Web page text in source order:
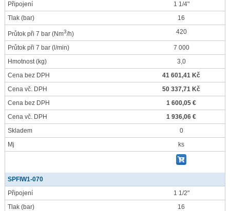
Připojení
1 1/4"
Tlak (bar) 16
Průtok při 7 bar (Nm3/h) 420
Průtok při 7 bar (l/min)
7 000
Hmotnost(kg)
3,0
Cena bez DPH
41 601,41 Kč
Cena vč. DPH
50 337,71 Kč
Cena bez DPH
1 600,05 €
Cena vč. DPH
1 936,06 €
Skladem
0
Mj
ks
SPFIW1-070
Připojení
1 1/2"
Tlak (bar) 16